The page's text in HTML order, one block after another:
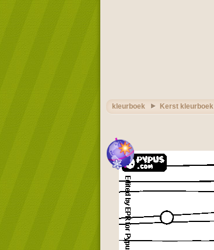
kleurboek Kerst kleurboek